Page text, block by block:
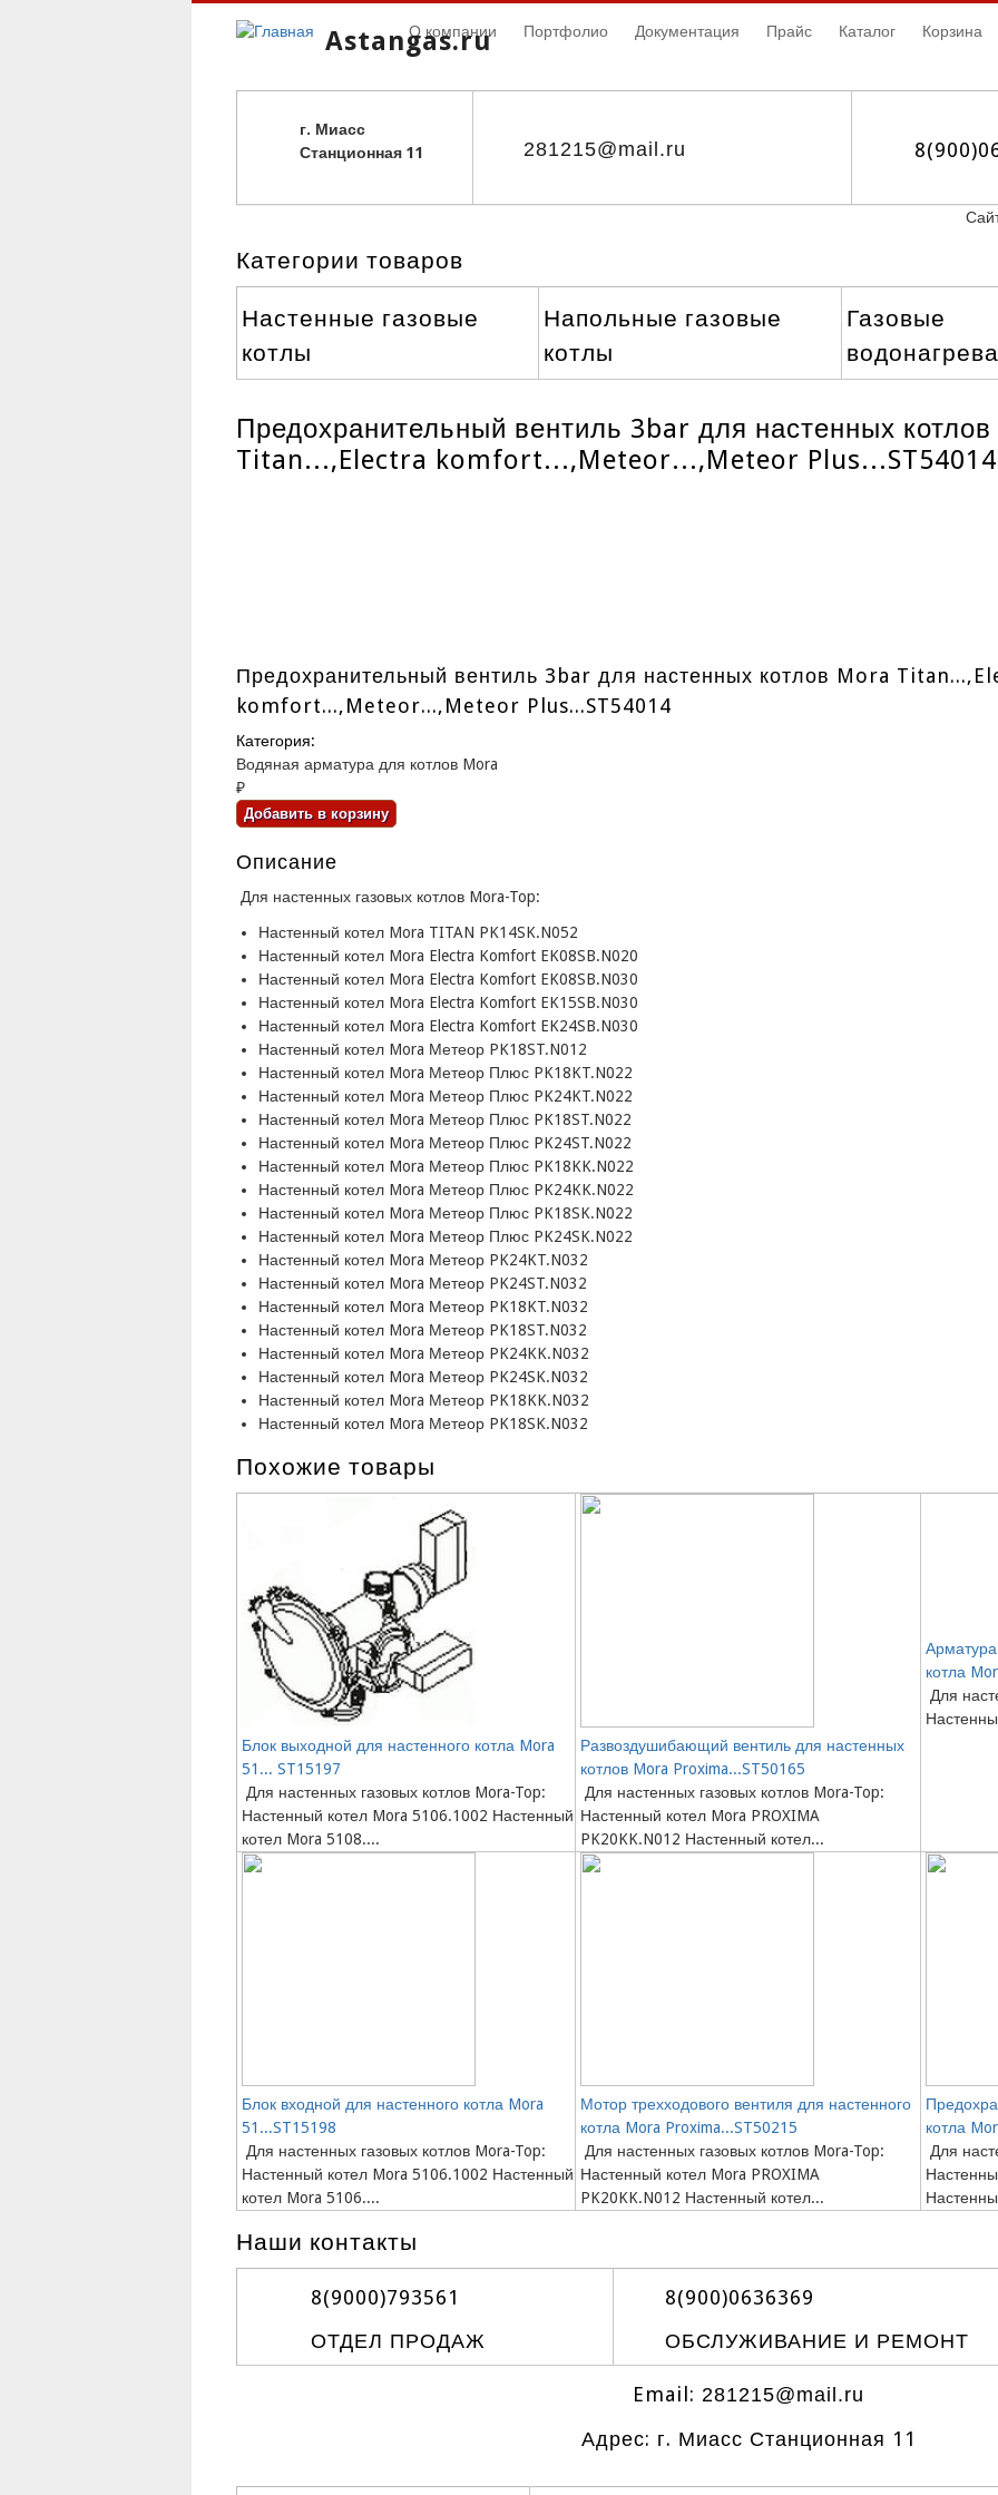
Astangas.ru
г. Миасс
Станционная 11 281215@mail.ru
О компании Портфолио Документация Прайс Каталог Корзина
Категории товаров
Настенные газовые
котлы
Напольные газовые
котлы
Газовые
Предохранительный вентиль 3bar для настенных
Titan...,Electra komfort...,Meteor...,Meteor Plus...ST54014
Предохранительный вентиль 3bar для настенных котлов Mora
komfort...,Meteor...,Meteor Plus...ST54014
Категория:
Водяная арматура для котлов Mora
₽
Описание
Для настенных газовых котлов Mora-Top:
Настенный котел Mora TITAN PK14SK.N052
Настенный котел Mora Electra Komfort EK08SB.N020
Настенный котел Mora Electra Komfort EK08SB.N030
Настенный котел Mora Electra Komfort EK15SB.N030
Настенный котел Mora Electra Komfort EK24SB.N030
Настенный котел Mora Метеор PK18ST.N012
Настенный котел Mora Метеор Плюс PK18KT.N022
Настенный котел Mora Метеор Плюс PK24KT.N022
Настенный котел Mora Метеор Плюс PK18ST.N022
Настенный котел Mora Метеор Плюс PK24ST.N022
Настенный котел Mora Метеор Плюс PK18KK.N022
Настенный котел Mora Метеор Плюс PK24KK.N022
Настенный котел Mora Метеор Плюс PK18SK.N022
Настенный котел Mora Метеор Плюс PK24SK.N022
Настенный котел Mora Метеор PK24KT.N032
Настенный котел Mora Метеор PK24ST.N032
Настенный котел Mora Метеор PK18KT.N032
Настенный котел Mora Метеор PK18ST.N032
Настенный котел Mora Метеор PK24KK.N032
Настенный котел Mora Метеор PK24SK.N032
Настенный котел Mora Метеор PK18KK.N032
Настенный котел Mora Метеор PK18SK.N032
Похожие товары
Блок выходной для настенного котла Mora
51... ST15197
Для настенных газовых котлов Mora-Top:
Настенный котел Mora 5106.1002 Настенный
котел Mora 5108....
Развоздушибающий вентиль для настенных
котлов Mora Proxima...ST50165
Для настенных газовых котлов Mora-Top:
Настенный котел Mora PROXIMA
PK20KK.N012 Настенный котел...
Арматура
котла
Для
Блок входной для настенного котла Mora
51...ST15198
Для настенных газовых котлов Mora-Top:
Настенный котел Mora 5106.1002 Настенный
котел Mora 5106....
Мотор трехходового вентиля для настенного
котла Mora Proxima...ST50215
Для настенных газовых котлов Mora-Top:
Настенный котел Mora PROXIMA
PK20KK.N012 Настенный котел...
котла
Для
Наши контакты
8(9000)793561
ОТДЕЛ ПРОДАЖ
8(900)0636369
ОБСЛУЖИВАНИЕ И РЕМОНТ
Email: 281215@mail.ru
Адрес: г. Миасс Станционная 11